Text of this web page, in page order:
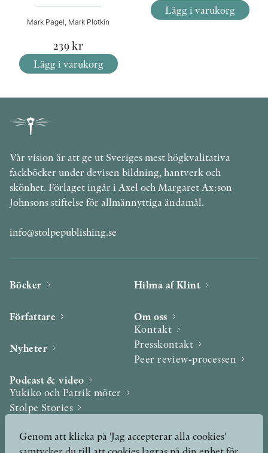
Mark Pagel, Mark Plotkin
239kr
Lägg i varukorg
Lägg i varukorg
Vår vision är att ge ut Sveriges mest högkvalitativa
fackböcker under devisen bildning, hantverk och
skönhet. Förlaget ingår i Axel och Margaret Ax:son
Johnsons stiftelse för allmännyttiga ändamål.
info@stolpepublishing.se
Böcker
Författare
Nyheter
Podcast & video
Yukiko och Patrik möter
Stolpe Stories
Hilma af Klint
Om oss
Kontakt
Presskontakt
Peer review-processen
Genom att klicka på 'Jag accepterar alla cookies'